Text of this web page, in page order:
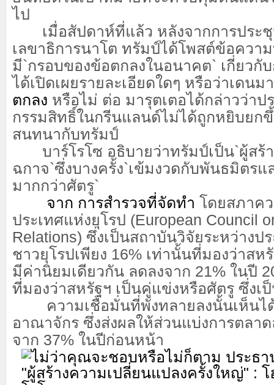
ไป
เมื่อสัปดาห์ที่แล้ว หลังจากการประชุ
เลขาธิการนาโต ทรัมป์ได้โพสต์ข้อควา
มี`กรอบของข้อตกลงในอนาคต` เกี่ยวกั
ได้เปิดเผยรายละเอียดใดๆ หรือว่าเดนม
ตกลง หรือไม่ ต่อ มารุตเตอได้กล่าวว่าปร
กรรมสิทธิ์ในกรีนแลนด์ไม่ได้ถูกหยิบยก
สนทนากับทรัมป์
บาร์โรโซ อธิบายว่าทรัมป์เป็น`ผู้สร้
ฉกาจ`ซึ่งบางครั้ง`เข้มงวดกับพันธมิตรแ
มากกว่าศัตรู`
จาก การสำรวจที่จัดทำ โดยสภาค
ประเทศแห่งยุโรป (European Council
Relations) ซึ่งเป็นสถาบันวิจัยระหว่างป
ชาวยุโรปเพียง 16% เท่านั้นที่มองว่าส
มีค่านิยมเดียวกัน ลดลงจาก 21% ในปี
ที่มองว่าสหรัฐฯ เป็นคู่แข่งหรือศัตรู ซึ่งเ
ความเชื่อมั่นที่พังทลายลงนั้นเห็นได้
อาณาจักร ซึ่งส่งผลให้ส่วนแบ่งการตลาด
จาก 37% ในปีก่อนหน้า